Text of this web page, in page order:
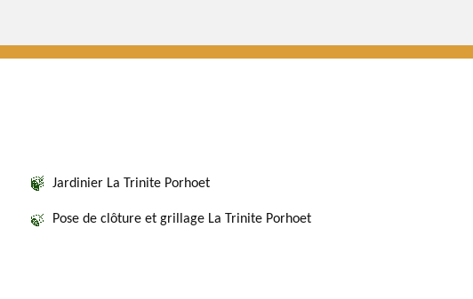
Jardinier La Trinite Porhoet
Pose de clôture et grillage La Trinite Porhoet